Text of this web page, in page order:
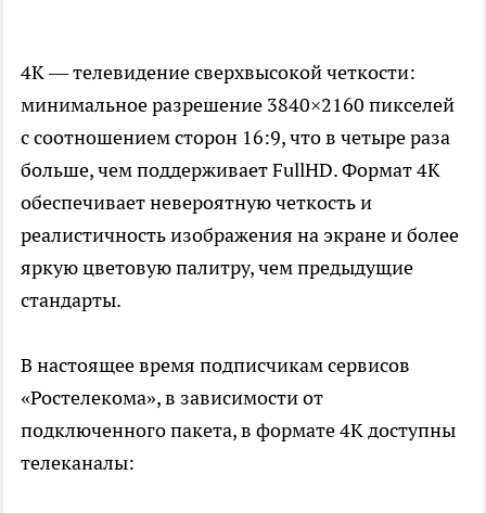
4K — телевидение сверхвысокой четкости:
минимальное разрешение 3840×2160 пикселей
с соотношением сторон 16:9, что в четыре раза
больше, чем поддерживает FullHD. Формат 4K
обеспечивает невероятную четкость и
реалистичность изображения на экране и более
яркую цветовую палитру, чем предыдущие
стандарты.
В настоящее время подписчикам сервисов
«Ростелекома», в зависимости от
подключенного пакета, в формате 4K доступны
телеканалы: